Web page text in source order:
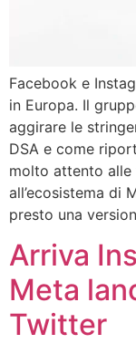
Facebook e
in Europa. Il
aggirare le
DSA e come
molto attento alle
all’ecosistema di
presto una
Arriva
Meta
Twitter